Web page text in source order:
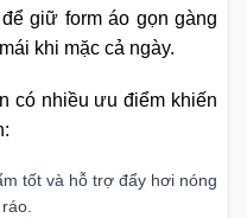
giữ form áo gọn gàng
khi mặc cả ngày.
có nhiều ưu điểm khiến
tốt và hỗ trợ đẩy hơi nóng